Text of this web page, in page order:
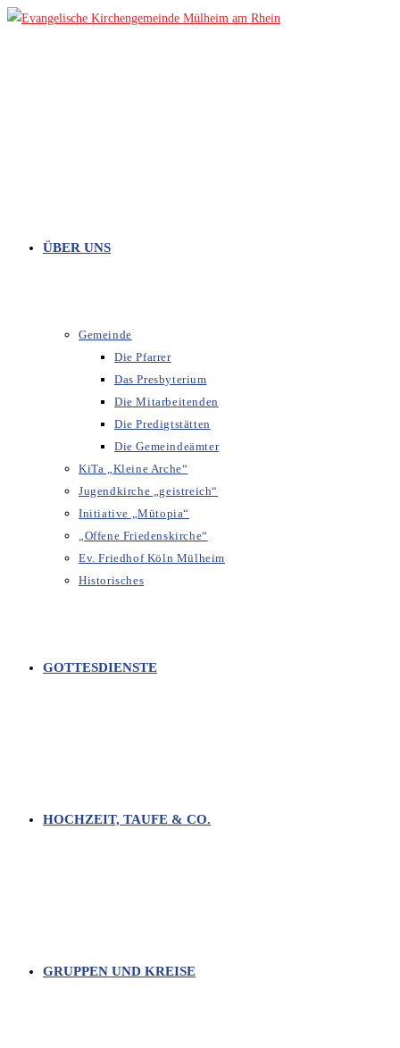
Zum
ÜBER UNS
Gemeinde
Die Pfarrer
Das Presbyterium
Die Mitarbeitenden
Die Predigtstätten
Die Gemeindeämter
KiTa „Kleine Arche“
Jugendkirche „geistreich“
Initiative „Mütopia“
„Offene Friedenskirche“
Ev. Friedhof Köln Mülheim
Historisches
GOTTESDIENSTE
HOCHZEIT, TAUFE & CO.
GRUPPEN UND KREISE